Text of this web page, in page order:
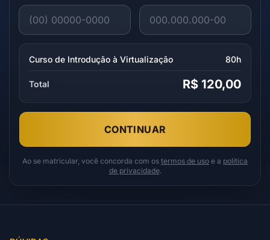
Curso de Introdução à Virtualização 80h
Total R$ 120,00
CONTINUAR
Ao se matricular, você concorda com os termos de uso e a política
de privacidade.